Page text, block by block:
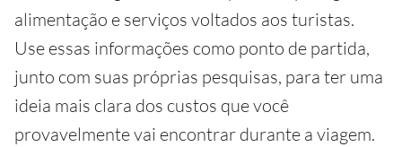
alimentação e serviços voltados aos turistas.
Use essas informações como ponto de partida,
junto com suas próprias pesquisas, para ter uma
ideia mais clara dos custos que você
provavelmente vai encontrar durante a viagem.